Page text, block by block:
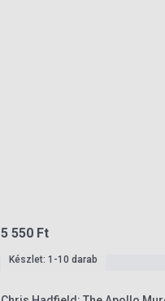
5 550 Ft
Készlet: 1-10 darab